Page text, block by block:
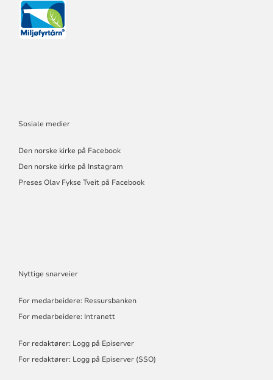
Sosiale medier
Den norske kirke på Facebook
Den norske kirke på Instagram
Preses Olav Fykse Tveit på Facebook
Nyttige snarveier
For medarbeidere: Ressursbanken
For medarbeidere: Intranett
For redaktører: Logg på Episerver
For redaktører: Logg på Episerver (SSO)